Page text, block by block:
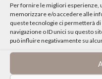
Per fornire le migliori esperienze,
memorizzare e/o accedere alle
queste tecnologie ci permetterà
navigazione o ID unici su questo
può influire negativamente su
educativa.
Valutare e proporre
Protagonisti e sensibilità da